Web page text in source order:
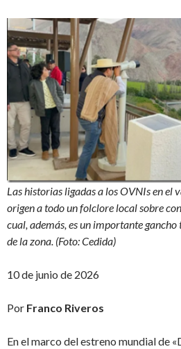
Las historias ligadas a los OVNIs en el
origen a todo un folclore local sobre
cual, además, es un importante
de la zona. (Foto: Cedida)
10 de junio de 2026
Por Franco Riveros
En el marco del estreno mundial de